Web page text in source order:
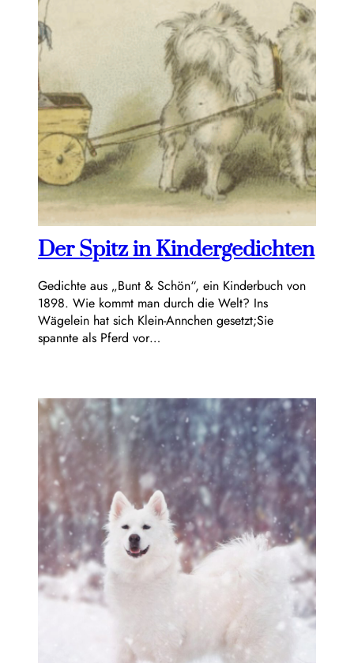
Der Spitz in Kindergedichten
Gedichte aus „Bunt & Schön“, ein Kinderbuch von
1898. Wie kommt man durch die Welt? Ins
Wägelein hat sich Klein-Annchen gesetzt;Sie
spannte als Pferd vor…